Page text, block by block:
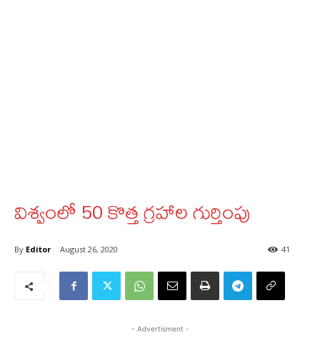
విశ్వంలో 50 కొత్త గ్రహాల గుర్తింపు
By Editor August 26, 2020 41
- Advertisment -